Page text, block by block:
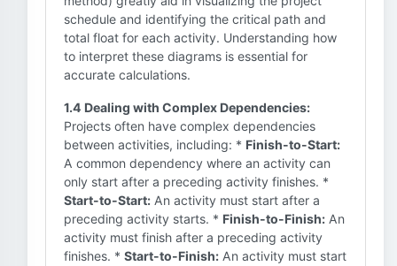
schedule and identifying the critical path and
total float for each activity. Understanding how
to interpret these diagrams is essential for
accurate calculations.
1.4 Dealing with Complex Dependencies:
Projects often have complex dependencies
between activities, including: * Finish-to-Start:
A common dependency where an activity can
only start after a preceding activity finishes. *
Start-to-Start: An activity must start after a
preceding activity starts. * Finish-to-Finish: An
activity must finish after a preceding activity
finishes. * Start-to-Finish: An activity must start